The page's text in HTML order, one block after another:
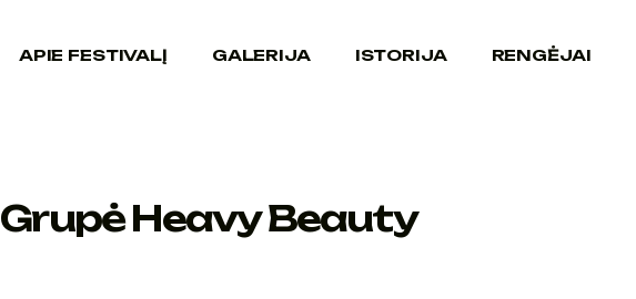
APIE FESTIVALĮ GALERIJA ISTORIJA RENGĖJAI
Grupė Heavy Beauty